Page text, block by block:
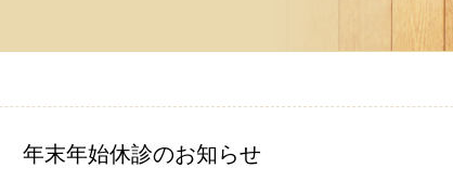
年末年始休診のお知らせ